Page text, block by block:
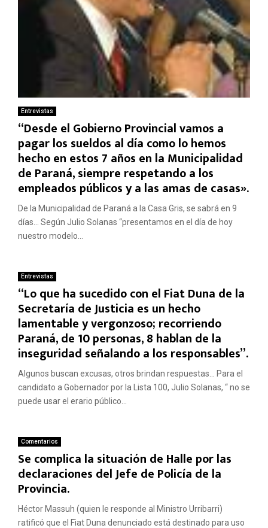
Entrevistas
“Desde el Gobierno Provincial vamos a
pagar los sueldos al día como lo hemos
hecho en estos 7 años en la Municipalidad
de Paraná, siempre respetando a los
empleados públicos y a las amas de casas».
De la Municipalidad de Paraná a la Casa Gris, se sabrá en 9
días… Según Julio Solanas “presentamos en el día de hoy
nuestro modelo...
Entrevistas
“Lo que ha sucedido con el Fiat Duna de la
Secretaría de Justicia es un hecho
lamentable y vergonzoso; recorriendo
Paraná, de 10 personas, 8 hablan de la
inseguridad señalando a los responsables”.
Algunos buscan excusas, otros brindan respuestas… Para el
candidato a Gobernador por la Lista 100, Julio Solanas, “ no se
puede usar el erario público...
Comentarios
Se complica la situación de Halle por las
declaraciones del Jefe de Policía de la
Provincia.
Héctor Massuh (quien le responde al Ministro Urribarri)
ratificó que el Fiat Duna denunciado está destinado para uso